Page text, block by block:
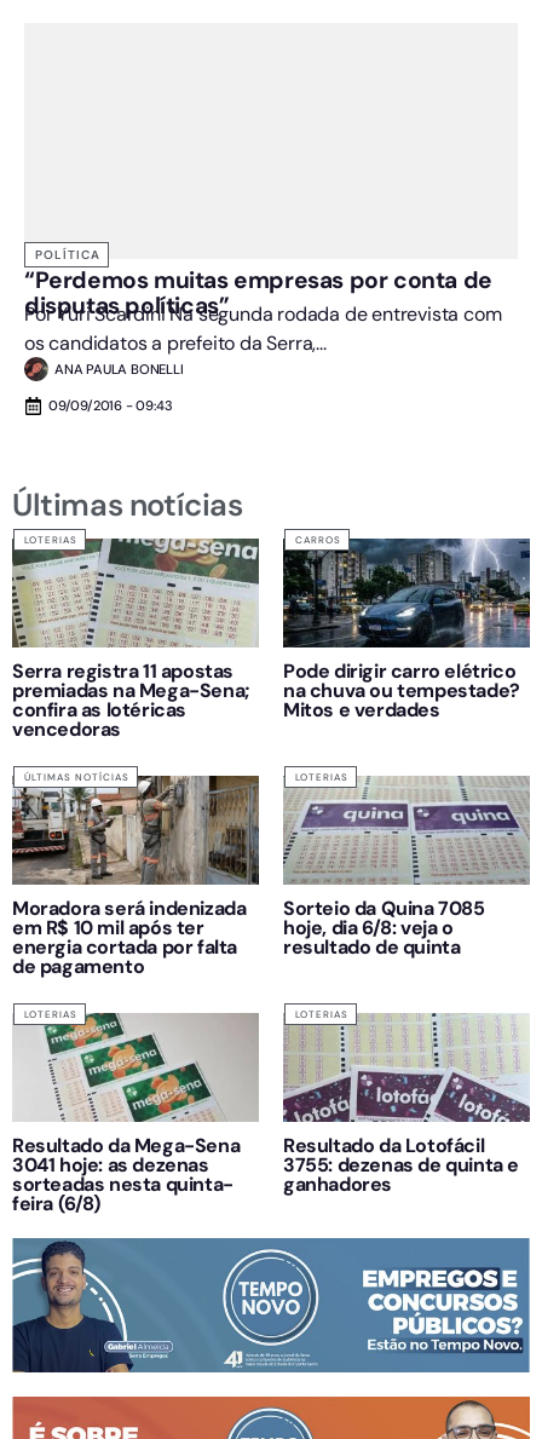
POLÍTICA
“Perdemos muitas empresas por conta de
disputas políticas”
Por Yuri Scardini Na segunda rodada de entrevista com
os candidatos a prefeito da Serra,...
ANA PAULA BONELLI
09/09/2016 - 09:43
Últimas notícias
LOTERIAS
Serra registra 11 apostas
premiadas na Mega-Sena;
confira as lotéricas
vencedoras
CARROS
Pode dirigir carro elétrico
na chuva ou tempestade?
Mitos e verdades
ÚLTIMAS NOTÍCIAS
Moradora será indenizada
em R$ 10 mil após ter
energia cortada por falta
de pagamento
LOTERIAS
Sorteio da Quina 7085
hoje, dia 6/8: veja o
resultado de quinta
LOTERIAS
Resultado da Mega-Sena
3041 hoje: as dezenas
sorteadas nesta quinta-
feira (6/8)
LOTERIAS
Resultado da Lotofácil
3755: dezenas de quinta e
ganhadores